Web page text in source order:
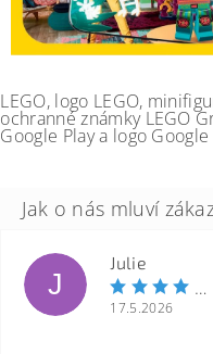
LEGO, logo LEGO,
ochranné známky LEGO
Google Play a logo
J
Julie
17.5.2026